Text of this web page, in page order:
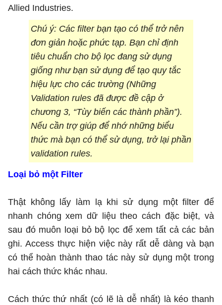
Allied Industries.
Chú ý: Các filter bạn tạo có thể trở nên
đơn giản hoặc phức tạp. Bạn chỉ định
tiêu chuẩn cho bộ lọc đang sử dụng
giống như bạn sử dụng để tạo quy tắc
hiệu lực cho các trường (Những
Validation rules đã được đề cập ở
chương 3, “Tùy biến các thành phần”).
Nếu cần trợ giúp để nhớ những biểu
thức mà bạn có thể sử dụng, trở lại phần
validation rules.
Loại bỏ một Filter
Thật không lấy làm lạ khi sử dụng một filter để
nhanh chóng xem dữ liệu theo cách đặc biệt, và
sau đó muôn loại bỏ bộ lọc để xem tất cả các bản
ghi. Access thực hiện việc này rất dễ dàng và bạn
có thể hoàn thành thao tác này sử dụng một trong
hai cách thức khác nhau.
Cách thức thứ nhất (có lẽ là dễ nhất) là kéo thanh